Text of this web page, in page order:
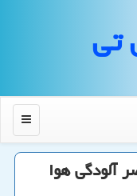
تی
منو
آلودگی هوا